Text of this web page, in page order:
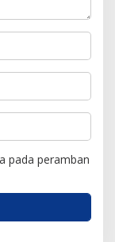
pada peramban